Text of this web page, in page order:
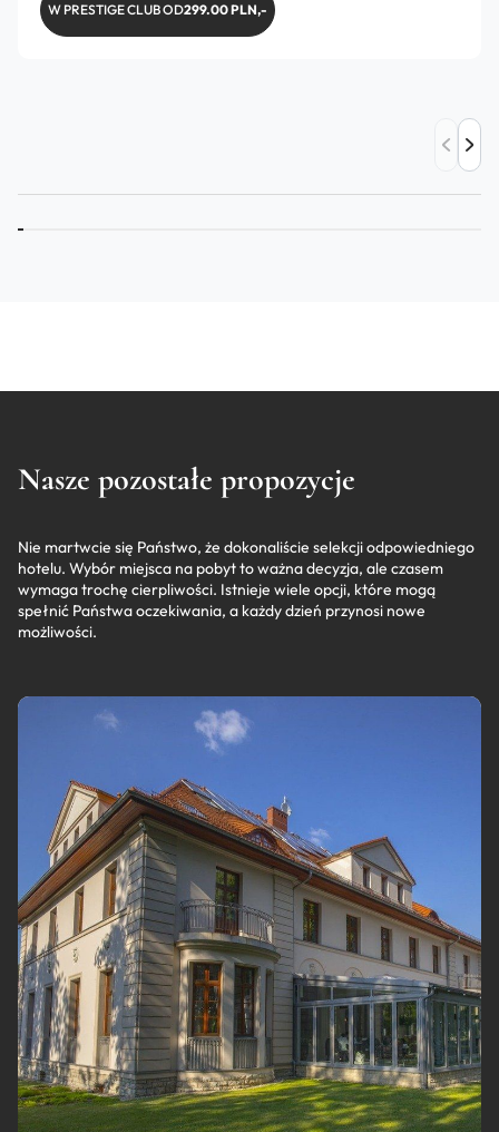
W PRESTIGE CLUB OD299.00 PLN,-
Nasze pozostałe propozycje
Nie martwcie się Państwo, że dokonaliście selekcji odpowiedniego
hotelu. Wybór miejsca na pobyt to ważna decyzja, ale czasem
wymaga trochę cierpliwości. Istnieje wiele opcji, które mogą
spełnić Państwa oczekiwania, a każdy dzień przynosi nowe
możliwości.